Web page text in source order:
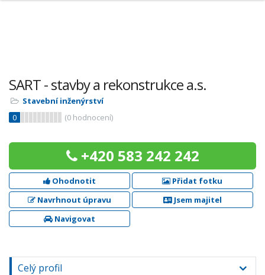
SART - stavby a rekonstrukce a.s.
Stavební inženýrství
0
(0 hodnocení)
+420 583 242 242
Ohodnotit
Přidat fotku
Navrhnout úpravu
Jsem majitel
Navigovat
Celý profil